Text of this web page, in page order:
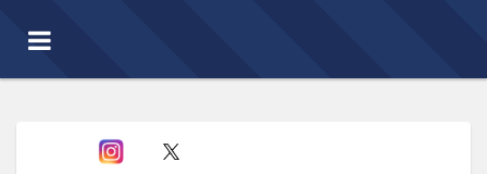
Toggle
navigation